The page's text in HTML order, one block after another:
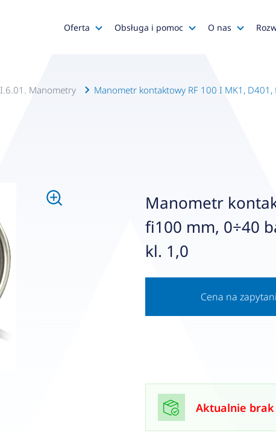
Oferta
Katalog SALUS Controls
Obsługa i pomoc
Obsługa zamówień
Klienci OEM
O nas
Kadra
Zgłoś
Kariera
I.6.01. Manometry Manometr kontaktowy RF 100 I MK1,
Manometr
fi100 mm, 0÷40
kl. 1,0
Cena na
Aktualnie